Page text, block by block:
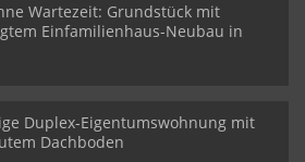
Wartezeit: Grundstück mit
Einfamilienhaus-Neubau in
Duplex-Eigentumswohnung mit
Dachboden